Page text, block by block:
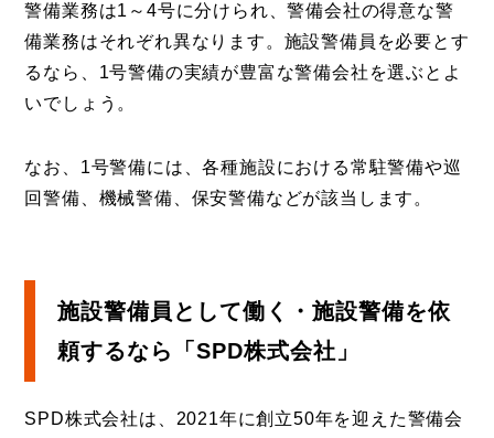
警備業務は1～4号に分けられ、警備会社の得意な警
備業務はそれぞれ異なります。施設警備員を必要とす
るなら、1号警備の実績が豊富な警備会社を選ぶとよ
いでしょう。
なお、1号警備には、各種施設における常駐警備や巡
回警備、機械警備、保安警備などが該当します。
施設警備員として働く・施設警備を依
頼するなら「SPD株式会社」
SPD株式会社は、2021年に創立50年を迎えた警備会